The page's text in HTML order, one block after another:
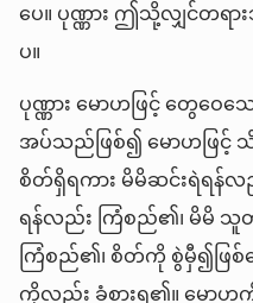
ပေ။ ပုဏ္ဏား ဤသို့လျှင်တ
ပ။
ပုဏ္ဏား မောဟဖြင့် တွေဝ
အပ်သည်ဖြစ်၍ မောဟဖြ
စိတ်ရှိရကား မိမိဆင်းရဲရန်
ရန်လည်း ကြံစည်၏၊ မိမိ သူတ
ကြံစည်၏၊ စိတ်ကို စွဲမှီ၍ဖြစ်သ